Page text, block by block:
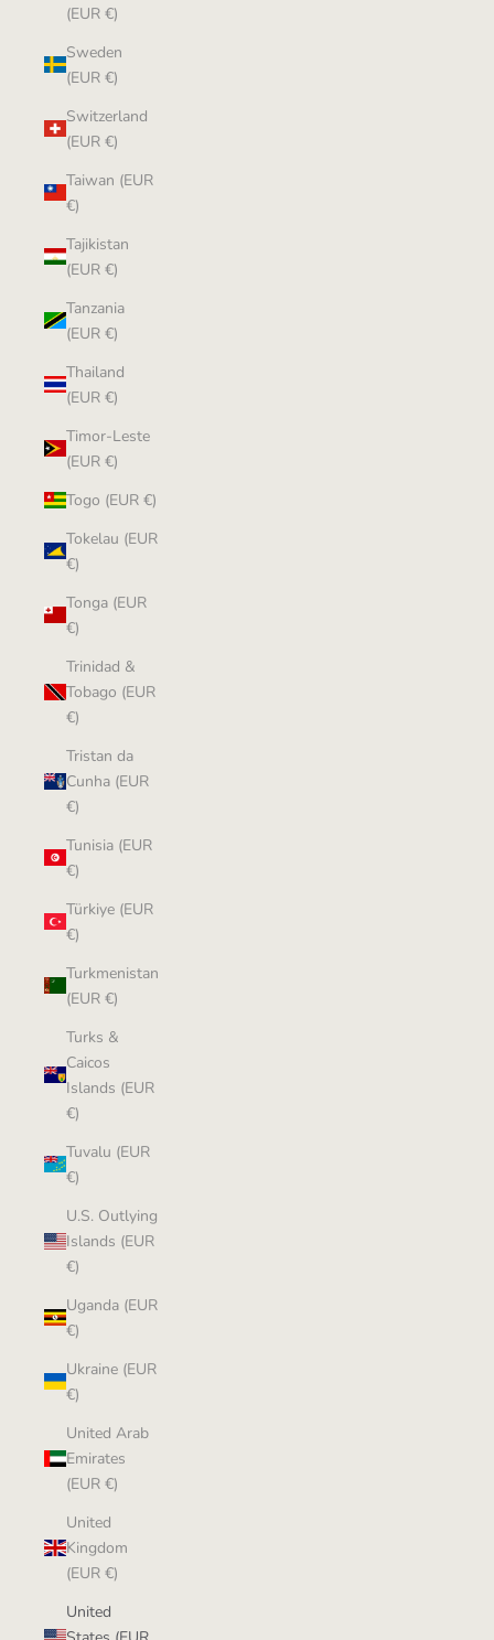
(EUR €)
Sweden
(EUR €)
Switzerland
(EUR €)
Taiwan (EUR
€)
Tajikistan
(EUR €)
Tanzania
(EUR €)
Thailand
(EUR €)
Timor-Leste
(EUR €)
Togo (EUR €)
Tokelau (EUR
€)
Tonga (EUR
€)
Trinidad &
Tobago (EUR
€)
Tristan da
Cunha (EUR
€)
Tunisia (EUR
€)
Türkiye (EUR
€)
Turkmenistan
(EUR €)
Turks &
Caicos
Islands (EUR
€)
Tuvalu (EUR
€)
U.S. Outlying
Islands (EUR
€)
Uganda (EUR
€)
Ukraine (EUR
€)
United Arab
Emirates
(EUR €)
United
Kingdom
(EUR €)
United